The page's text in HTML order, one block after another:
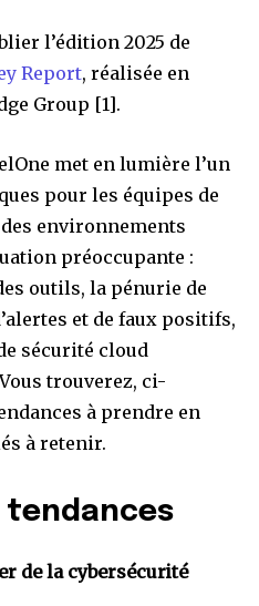
l’édition 2025 de
Report, réalisée en
Group [1].
met en lumière l’un
pour les équipes de
environnements
préoccupante :
outils, la pénurie de
et de faux positifs,
sécurité cloud
trouverez, ci-
à prendre en
à retenir.
tendances
de la cybersécurité